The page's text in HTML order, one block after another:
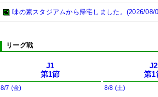
味の素スタジアムから帰宅しました。(2026/08/
リーグ戦
J1
第1節
8/7 (金)
J2
第1
8/8 (土)